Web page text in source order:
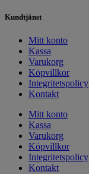
Kundtjänst
Mitt konto
Kassa
Varukorg
Köpvillkor
Integritetspolicy
Kontakt
Mitt konto
Kassa
Varukorg
Köpvillkor
Integritetspolicy
Kontakt